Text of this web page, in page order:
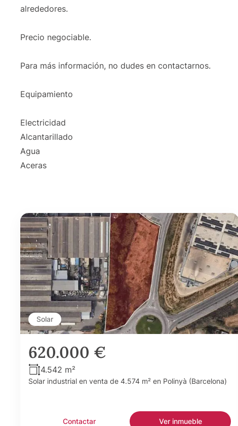
alrededores.
Precio negociable.
Para más información, no dudes en contactarnos.
Equipamiento
Electricidad
Alcantarillado
Agua
Aceras
Solar
620.000 €
4.542 m²
Solar industrial en venta de 4.574 m² en Polinyà (Barcelona)
Contactar Ver inmueble